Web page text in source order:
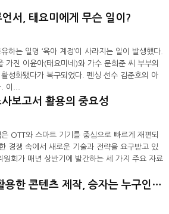
서, 태요미에게 무슨 일이?
하는 일명 ‘육아 계정’이 사라지는 일이 발생했다.
가진 이윤아(태요미네)와 가수 문희준 씨 부부의
성화됐다가 복구되었다. 펜싱 선수 김준호의 아
이...
보고서 활용의 중요성
OTT와 스마트 기기를 중심으로 빠르게 재편되
경쟁 속에서 새로운 기술과 전략을 요구받고 있
원회가 매년 상반기에 발간하는 세 가지 주요 자료
[칼럼] 생성형 AI를 활용한 콘텐츠 제작, 승자는 누구인가?